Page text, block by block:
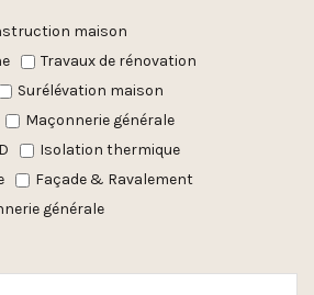
maison
Travaux de rénovation
Surélévation maison
Maçonnerie générale
Isolation thermique
Façade & Ravalement
générale